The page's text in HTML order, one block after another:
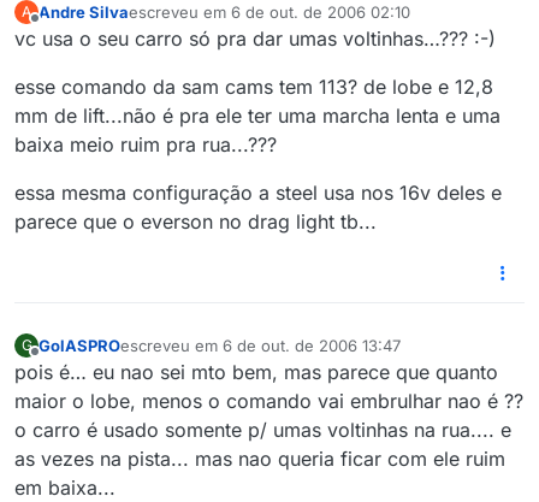
A Andre Silvaescreveu em 6 de out. de 2006 02:10
última edição por
vc usa o seu carro só pra dar umas voltinhas…??? :-)
esse comando da sam cams tem 113? de lobe e 12,8
mm de lift...não é pra ele ter uma marcha lenta e uma
baixa meio ruim pra rua...???
essa mesma configuração a steel usa nos 16v deles e
parece que o everson no drag light tb...
G
Offline
GolASPROescreveu em 6 de out. de 2006 13:47
última edição por
pois é… eu nao sei mto bem, mas parece que quanto
maior o lobe, menos o comando vai embrulhar nao é ??
o carro é usado somente p/ umas voltinhas na rua.... e
as vezes na pista... mas nao queria ficar com ele ruim
em baixa...